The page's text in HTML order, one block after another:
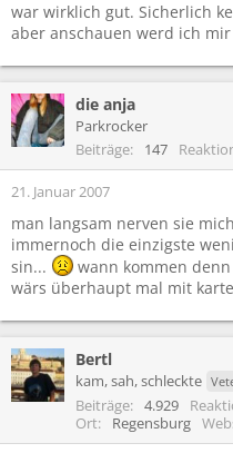
war wirklich gut. Sicherlich
aber anschauen werd ich
die anja
Parkrocker
Beiträge
147
21. Januar 2007
man langsam nerven sie
immernoch die einzigste
sin...
wann kommen
wärs überhaupt mal mit
Bertl
kam, sah, schleckte
Beiträge 4.929
Ort
Regensburg